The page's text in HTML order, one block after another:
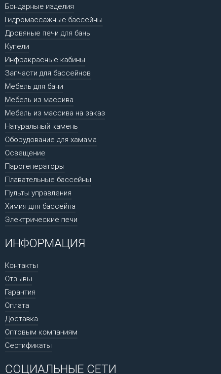
Бондарные изделия
Гидромассажные бассейны
Дровяные печи для бань
Купели
Инфракрасные кабины
Запчасти для бассейнов
Мебель для бани
Мебель из массива
Мебель из массива на заказ
Натуральный камень
Оборудование для хамама
Освещение
Парогенераторы
Плавательные бассейны
Пульты управления
Химия для бассейна
Электрические печи
ИНФОРМАЦИЯ
Контакты
Отзывы
Гарантия
Оплата
Доставка
Оптовым компаниям
Сертификаты
СОЦИАЛЬНЫЕ СЕТИ